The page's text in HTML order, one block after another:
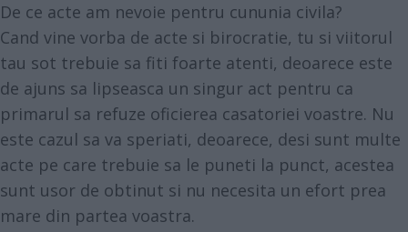
De ce acte am nevoie pentru cununia civila?
Cand vine vorba de acte si birocratie, tu si viitorul
tau sot trebuie sa fiti foarte atenti, deoarece este
de ajuns sa lipseasca un singur act pentru ca
primarul sa refuze oficierea casatoriei voastre. Nu
este cazul sa va speriati, deoarece, desi sunt multe
acte pe care trebuie sa le puneti la punct, acestea
sunt usor de obtinut si nu necesita un efort prea
mare din partea voastra.